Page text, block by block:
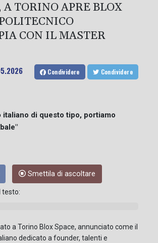
TORINO APRE BLOX
CON IL MASTER
Condividere Condividere
italiano di questo tipo, portiamo
Smettila di ascoltare
testo:
a Torino Blox Space, annunciato come il
dedicato a founder, talenti e